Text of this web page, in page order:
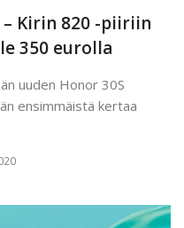
– Kirin 820 -piiriin
350 eurolla
uuden Honor 30S
ensimmäistä kertaa